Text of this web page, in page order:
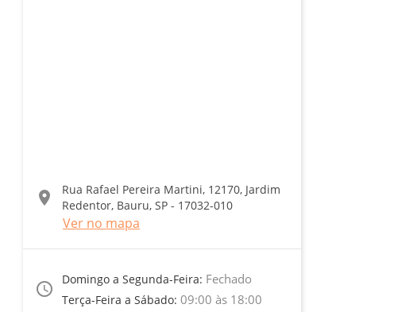
location_on
Rua Rafael Pereira Martini, 12170, Jardim
Redentor, Bauru, SP - 17032-010
Ver no mapa
access_time
Domingo a Segunda-Feira: Fechado
Terça-Feira a Sábado: 09:00 às 18:00